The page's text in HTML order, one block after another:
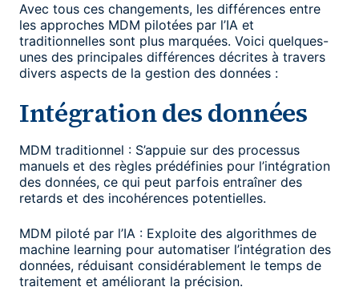
Avec tous ces changements, les différences entre
les approches MDM pilotées par l’IA et
traditionnelles sont plus marquées. Voici quelques-
unes des principales différences décrites à travers
divers aspects de la gestion des données :
Intégration des données
MDM traditionnel : S’appuie sur des processus
manuels et des règles prédéfinies pour l’intégration
des données, ce qui peut parfois entraîner des
retards et des incohérences potentielles.
MDM piloté par l’IA : Exploite des algorithmes de
machine learning pour automatiser l’intégration des
données, réduisant considérablement le temps de
traitement et améliorant la précision.